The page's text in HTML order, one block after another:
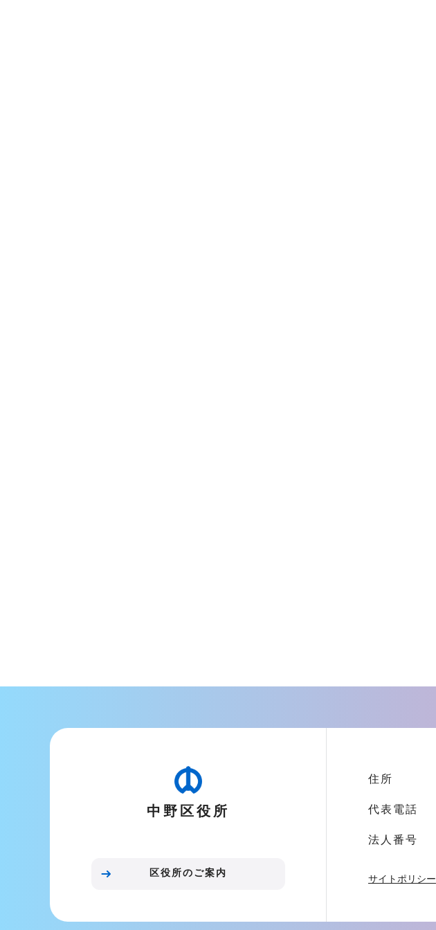
中野区役所
区役所のご案内
住所
代表電話
法人番号
サイトポリシー